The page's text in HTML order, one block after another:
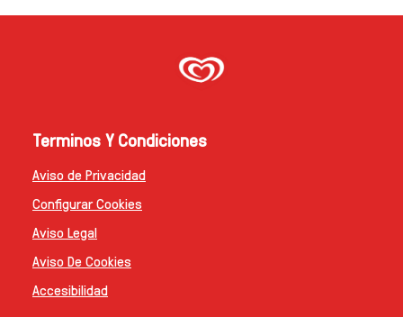
Terminos Y Condiciones
Aviso de Privacidad
Configurar Cookies
Aviso Legal
Aviso De Cookies
Accesibilidad